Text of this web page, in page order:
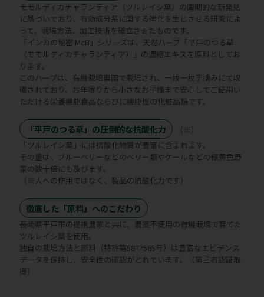
モモルディカチャランティア（ツルレイシ葉）の画期的な新発見
に基づいており、有効成分系に関する強化を生じさせる研究によ
って、栽培方法、加工技術を確立させたものです。
「インカの秘密 McB」シリーズは、天然ハーブ「平戸のつる草
（モモルディカチャランティア）」の濃縮エキスを原料としてお
ります。
このハーブは、有機栽培農園で栽培され、一枚一枚手摘みにて収
穫されており、お年寄りから小さなお子様まで安心してご使用い
ただける栄養機能食品ならびに機能性の化粧品類です。
「平戸のつる草」の圧倒的な抗酸化力
（※）
「ツルレイシ葉」には抗酸化物質が豊富に含まれます。
その量は、ブルーベリーなどのベリー類やケールなどの緑黄色野
菜の数十倍にも及びます。
（※人への作用ではなく、製品の抗酸化力です）
徹底した「原料」へのこだわり
長崎県平戸市の提携農家と共に、農薬不使用の有機栽培で育てた
ツルレイシ葉を使用。
独自の栽培方法と原料（特許第5877565号）は豊富なエビデンス
データを保持し、安全性の確認がとれています。（第三者認証取
得）